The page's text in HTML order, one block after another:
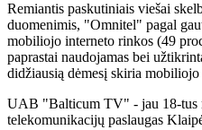
Remiantis paskutiniais viešai
duomenimis, "Omnitel" pagal
mobiliojo interneto rinkos (49
paprastai naudojamas bei
didžiausią dėmesį skiria
UAB "Balticum TV" - jau 18-tus
telekomunikacijų paslaugas